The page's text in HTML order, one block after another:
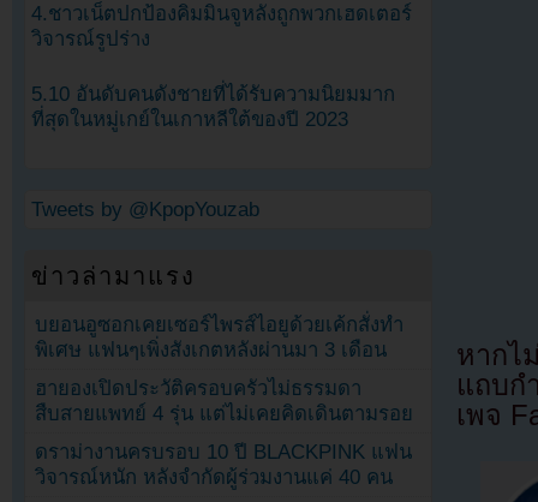
หากไ
แถบก
เพจ
4.ชาวเน็ตปกป้องคิมมินจูหลังถูกพวกเฮดเตอร์
วิจารณ์รูปร่าง
5.10 อันดับคนดังชายที่ได้รับความนิยมมาก
ที่สุดในหมู่เกย์ในเกาหลีใต้ของปี 2023
Tweets by @KpopYouzab
ข่าวล่ามาแรง
บยอนอูซอกเคยเซอร์ไพรส์ไอยูด้วยเค้กสั่งทำ
พิเศษ แฟนๆเพิ่งสังเกตหลังผ่านมา 3 เดือน
ฮายองเปิดประวัติครอบครัวไม่ธรรมดา
สืบสายแพทย์ 4 รุ่น แต่ไม่เคยคิดเดินตามรอย
ดราม่างานครบรอบ 10 ปี BLACKPINK แฟน
วิจารณ์หนัก หลังจำกัดผู้ร่วมงานแค่ 40 คน